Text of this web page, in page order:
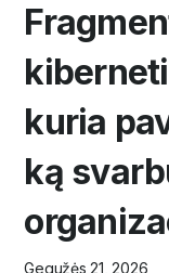
kuria
ką
Gegužės 21, 2026